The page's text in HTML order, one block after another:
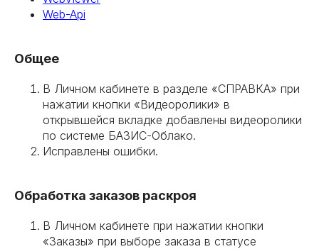
Web-Api
Общее
В Личном кабинете в разделе «СПРАВКА» при
нажатии кнопки «Видеоролики» в
открывшейся вкладке добавлены видеоролики
по системе БАЗИС-Облако.
Исправлены ошибки.
Обработка заказов раскроя
В Личном кабинете при нажатии кнопки
«Заказы» при выборе заказа в статусе